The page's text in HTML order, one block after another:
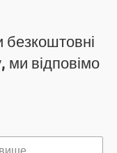
ми відповімо